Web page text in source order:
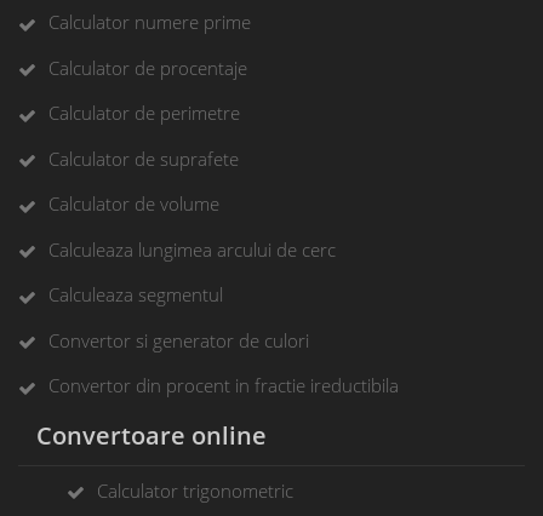
Calculator numere prime
Calculator de procentaje
Calculator de perimetre
Calculator de suprafete
Calculator de volume
Calculeaza lungimea arcului de cerc
Calculeaza segmentul
Convertor si generator de culori
Convertor din procent in fractie ireductibila
Convertoare online
Calculator trigonometric